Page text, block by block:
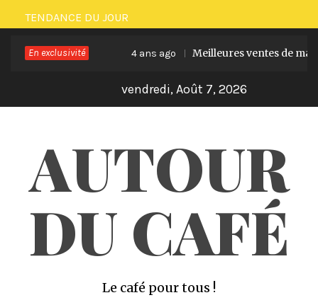
Skip
to
content
TENDANCE DU JOUR
En exclusivité 4 ans ago Meilleures ventes de machines
vendredi, Août 7, 2026
AUTOUR
DU CAFÉ
Le café pour tous !